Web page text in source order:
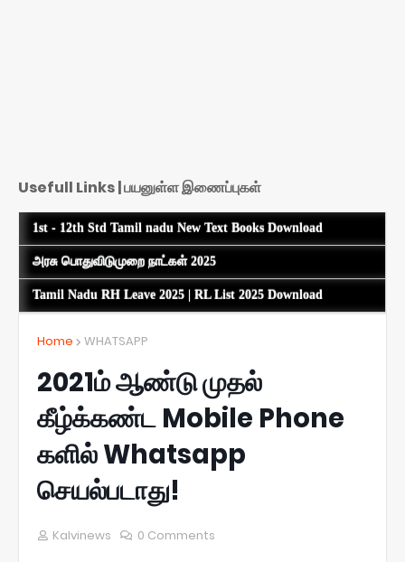
Usefull Links | பயனுள்ள இணைப்புகள்
1st - 12th Std Tamil nadu New Text Books Download
அரசு பொதுவிடுமுறை நாட்கள் 2025
Tamil Nadu RH Leave 2025 | RL List 2025 Download
Home WHATSAPP
2021ம் ஆண்டு முதல்
கீழ்க்கண்ட Mobile Phone
களில் Whatsapp
செயல்படாது!
Kalvinews 0 Comments